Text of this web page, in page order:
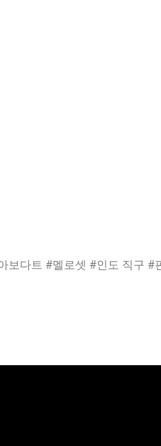
다트 #멜로셋 #인도 직구 #